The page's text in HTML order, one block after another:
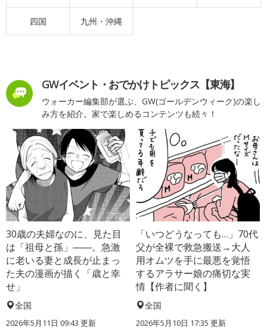
四国 九州・沖縄
GWイベント・おでかけトピックス【東海】
ウォーカー編集部が選ぶ、GW(ゴールデンウィーク)の楽し
み方を紹介。家で楽しめるコンテンツも続々！
30歳の夫婦なのに、見た目
は「祖母と孫」――。急激
に老いる妻と成長が止まっ
た夫の漫画が描く「歳と幸
せ」
全国
2026年5月11日 09:43 更新
「いつどうなっても…」70代
父が全裸で救急搬送→大人
用オムツを手に最悪を覚悟
するアラサー娘の痛切な実
情【作者に聞く】
全国
2026年5月10日 17:35 更新